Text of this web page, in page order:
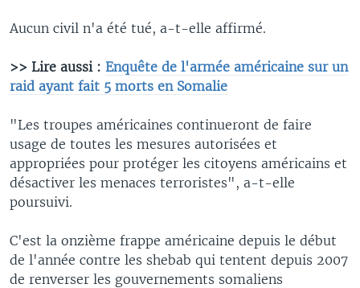
Aucun civil n'a été tué, a-t-elle affirmé.
>> Lire aussi : Enquête de l'armée américaine sur un
raid ayant fait 5 morts en Somalie
"Les troupes américaines continueront de faire
usage de toutes les mesures autorisées et
appropriées pour protéger les citoyens américains et
désactiver les menaces terroristes", a-t-elle
poursuivi.
C'est la onzième frappe américaine depuis le début
de l'année contre les shebab qui tentent depuis 2007
de renverser les gouvernements somaliens